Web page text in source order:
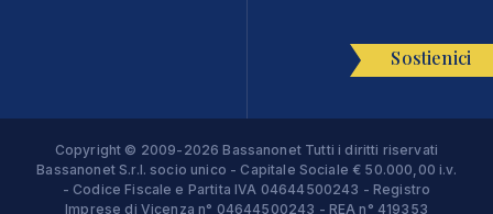
Sostienici
Copyright © 2009-2026 Bassanonet Tutti i diritti riservati
Bassanonet S.r.l. socio unico - Capitale Sociale € 50.000,00 i.v.
- Codice Fiscale e Partita IVA 04644500243 - Registro
Imprese di Vicenza n° 04644500243 - REA n° 419353